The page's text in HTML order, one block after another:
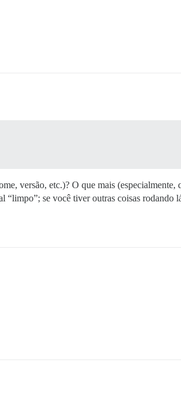
versão, etc.)? O que mais (especialmente,
“limpo”; se você tiver outras coisas rodando